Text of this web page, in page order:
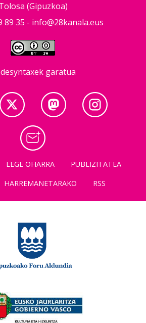
(Gipuzkoa)
89 35 - info@28kanala.eus
garatua
LEGE OHARRA
PUBLIZITATEA
HARREMANETARAKO RSS